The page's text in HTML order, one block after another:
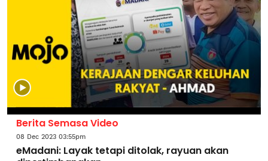
Berita Semasa Video
08 Dec 2023 03:55pm
eMadani: Layak tetapi ditolak, rayuan akan